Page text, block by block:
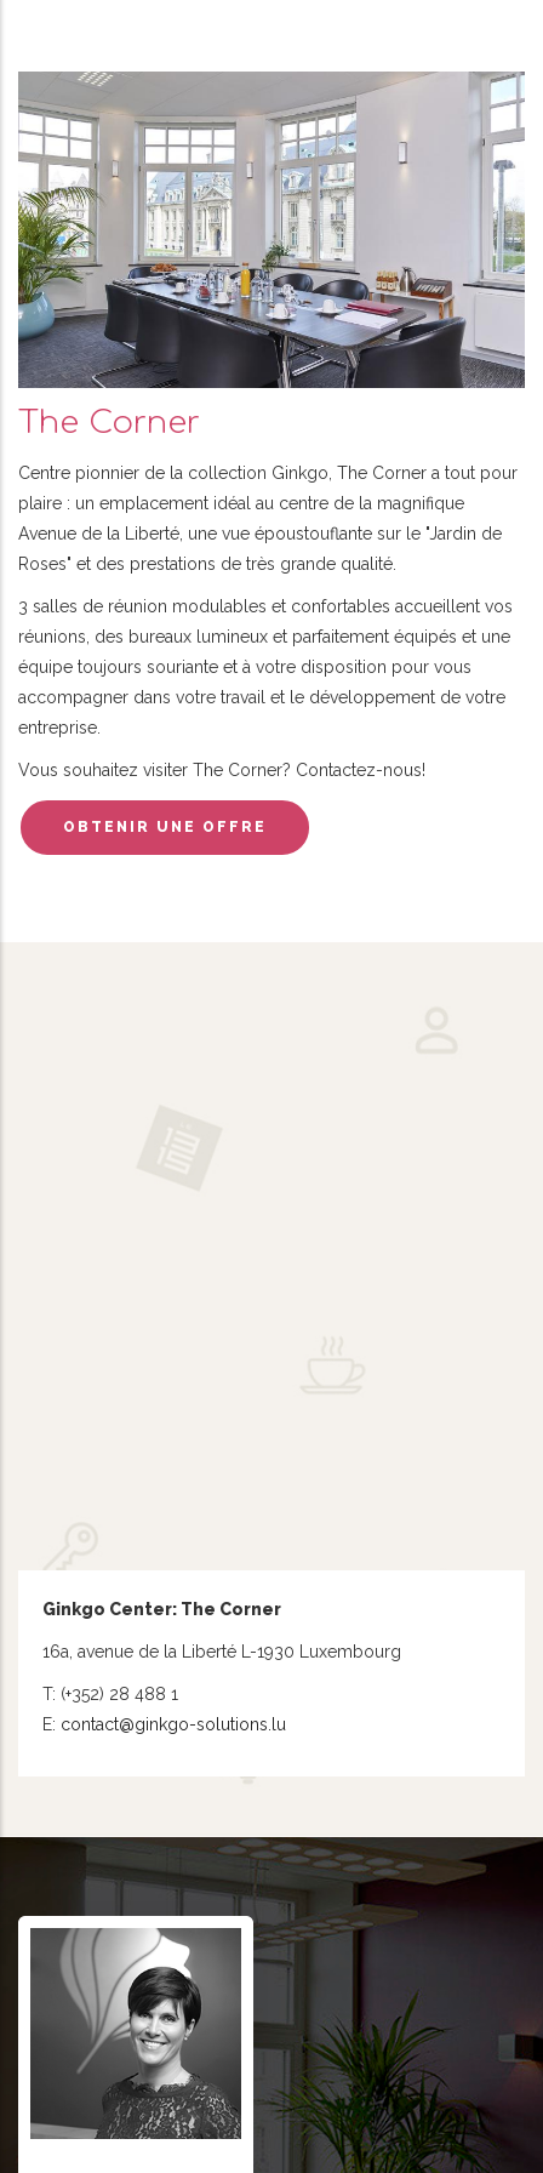
The Corner
Centre pionnier de la collection Ginkgo, The Corner a tout pour
plaire : un emplacement idéal au centre de la magnifique
Avenue de la Liberté, une vue époustouflante sur le "Jardin de
Roses" et des prestations de très grande qualité.
3 salles de réunion modulables et confortables accueillent vos
réunions, des bureaux lumineux et parfaitement équipés et une
équipe toujours souriante et à votre disposition pour vous
accompagner dans votre travail et le développement de votre
entreprise.
Vous souhaitez visiter The Corner? Contactez-nous!
OBTENIR UNE OFFRE
Ginkgo Center: The Corner
16a, avenue de la Liberté L-1930 Luxembourg
T: (+352) 28 488 1
E: contact@ginkgo-solutions.lu